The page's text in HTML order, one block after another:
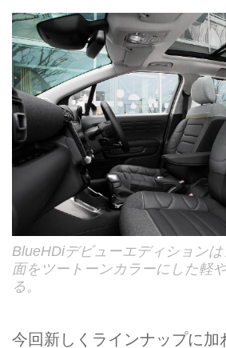
BlueHDiデビューエディション
面をツートーンカラーにした軽
る。
今回新しくラインナップに加